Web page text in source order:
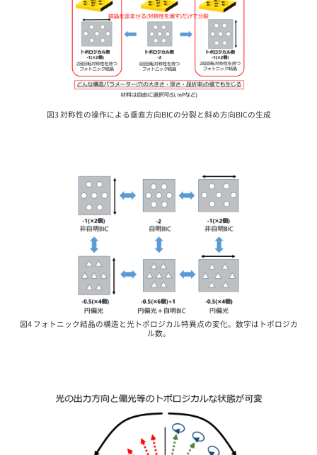
図3 対称性の操作による垂直方向BICの分裂と斜め方向BICの生成
図4 フォトニック結晶の構造と光トポロジカル特異点の変化。数字はトポロジカ
ル数。